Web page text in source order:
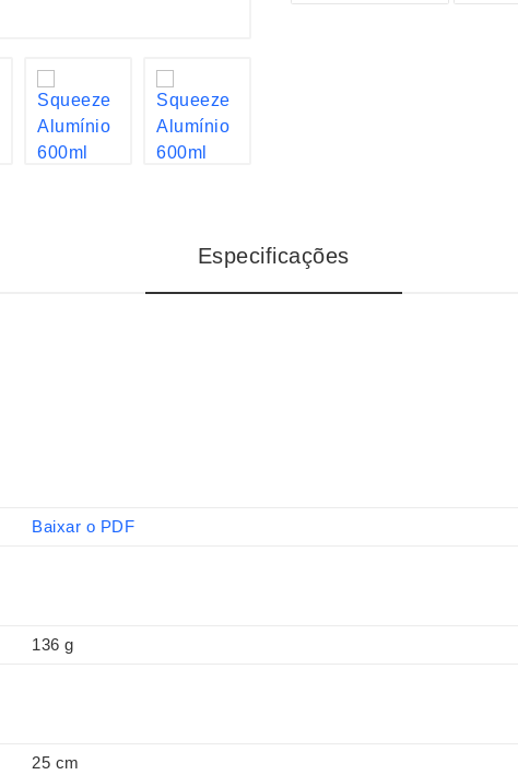
Especificações
Baixar o PDF
136 g
25 cm